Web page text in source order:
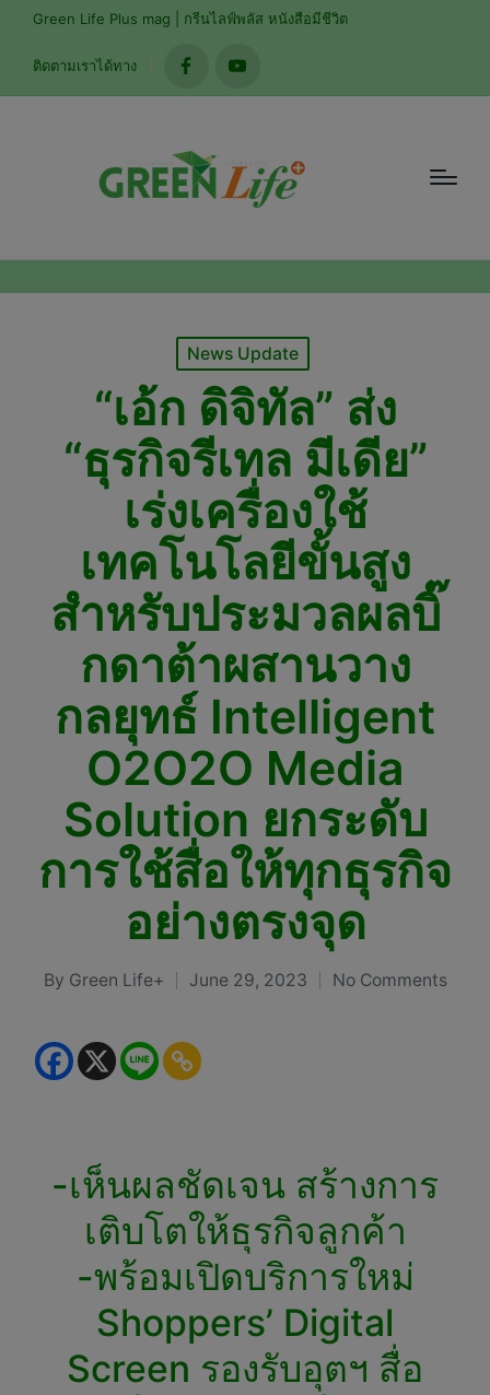
Green Life Plus mag | กรีนไลฟ์พลัส หนังสือมีชีวิต
ติดตามเราได้ทาง
facebookyoutube
Posted
News Update
“เอ้ก ดิจิทัล” ส่ง
“ธุรกิจรีเทล มีเดีย”
เร่งเครื่องใช้
เทคโนโลยีขั้นสูง
สำหรับประมวลผลบิ๊
กดาต้าผสานวาง
กลยุทธ์ Intelligent
O2O2O Media
Solution ยกระดับ
การใช้สื่อให้ทุกธุรกิจ
อย่างตรงจุด
Posted
By Green Life+ June 29, 2023 No Comments
-เห็นผลชัดเจน สร้างการ
เติบโตให้ธุรกิจลูกค้า
-พร้อมเปิดบริการใหม่
Shoppers’ Digital
Screen รองรับอุตฯ สื่อ
modal-check